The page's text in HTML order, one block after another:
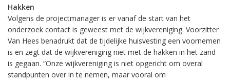
Hakken
Volgens de projectmanager is er vanaf de start van het
onderzoek contact is geweest met de wijkvereniging. Voorzitter
Van Hees benadrukt dat de tijdelijke huisvesting een voornemen
is en zegt dat de wijkvereniging niet met de hakken in het zand
is gegaan. “Onze wijkvereniging is niet opgericht om overal
standpunten over in te nemen, maar vooral om